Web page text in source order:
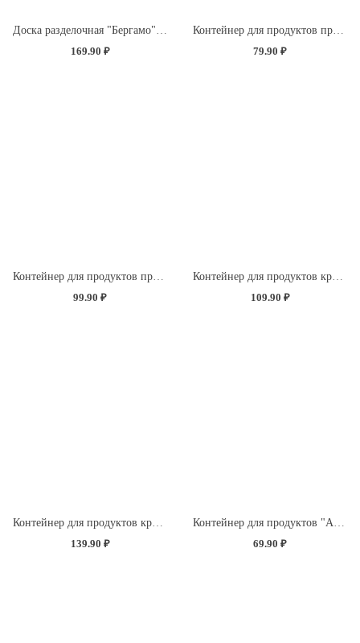
Доска разделочная "Бергамо" прямоугольная 260x155x3,5мм с декором "Розы" (светло-розовый)
169.90 ₽
Контейнер для продуктов прямоугольный 0,5л (светло-розовый)
79.90 ₽
99.90 ₽
109.90 ₽
139.90 ₽
69.90 ₽